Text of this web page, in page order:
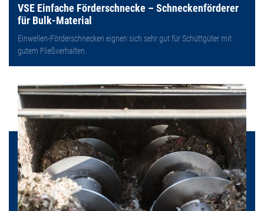
VSE Einfache Förderschnecke – Schneckenförderer
für Bulk-Material
Einwellen-Förderschnecken eignen sich sehr gut für Schüttgüter mit
gutem Fließverhalten.